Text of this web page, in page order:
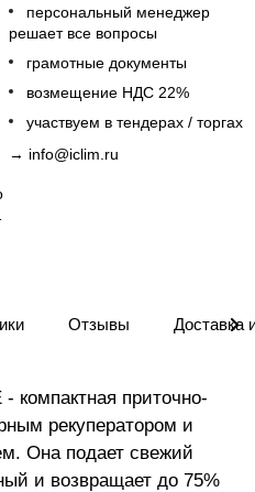
персональный менеджер
решает все вопросы
грамотные документы
возмещение НДС 22%
участвуем в тендерах / торгах
→ info@iclim.ru
Отзывы Доставка
компактная приточно-
рекуператором и
Она подает свежий
и возвращает до 75%